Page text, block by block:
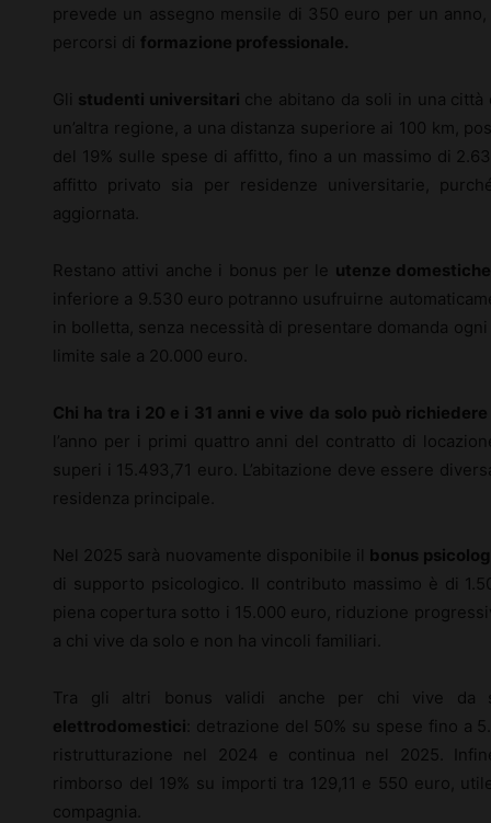
prevede un assegno mensile di 350 euro per un
percorsi di formazione professionale.
Gli studenti universitari che abitano da soli in una
un’altra regione, a una distanza superiore ai 100 km,
del 19% sulle spese di affitto, fino a un massimo di
affitto privato sia per residenze universitarie,
aggiornata.
Restano attivi anche i bonus per le utenze domestiche
inferiore a 9.530 euro potranno usufruirne
in bolletta, senza necessità di presentare domanda
limite sale a 20.000 euro.
Chi ha tra i 20 e i 31 anni e vive da solo può
l’anno per i primi quattro anni del contratto di
superi i 15.493,71 euro. L’abitazione deve essere
residenza principale.
Nel 2025 sarà nuovamente disponibile il bonus
di supporto psicologico. Il contributo massimo è di
piena copertura sotto i 15.000 euro, riduzione
a chi vive da solo e non ha vincoli familiari.
Tra gli altri bonus validi anche per chi vive
elettrodomestici : detrazione del 50% su spese fino a
ristrutturazione nel 2024 e continua nel 2025.
rimborso del 19% su importi tra 129,11 e 550 euro,
compagnia.